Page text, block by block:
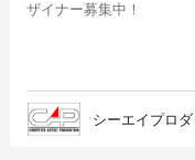
ザイナー募集中！
シーエイプロ